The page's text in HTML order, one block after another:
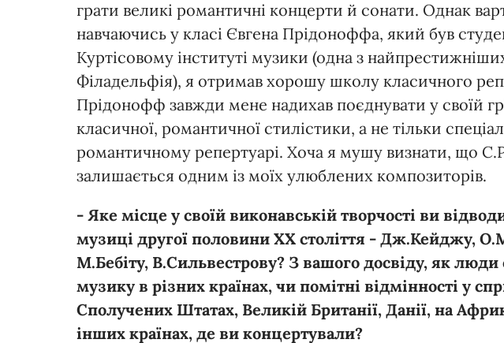
грати великі романтичні концерти й сонати. Однак
навчаючись у класі Євгена Прідоноффа, який був
Куртісовому інституті музики (одна з
Філадельфія), я отримав хорошу школу класичного
Прідонофф завжди мене надихав поєднувати у своїй
класичної, романтичної стилістики, а не тільки
романтичному репертуарі. Хоча я мушу визнати, що
залишається одним із моїх улюблених композиторів.
- Яке місце у своїй виконавській творчості ви
музиці другої половини ХХ століття - Дж.Кейджу,
М.Бебіту, В.Сильвестрову? З вашого досвіду, як
музику в різних країнах, чи помітні відмінності у
Сполучених Штатах, Великій Британії, Данії, на
інших країнах, де ви концертували?